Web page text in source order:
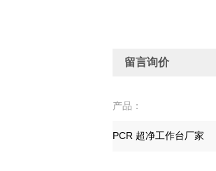
留言询价
产品：